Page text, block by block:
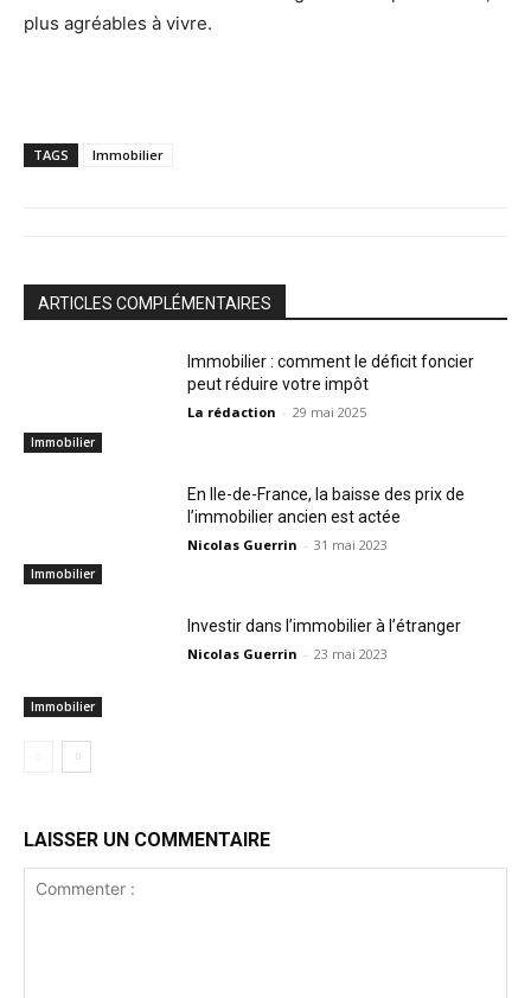
plus agréables à vivre.
TAGS Immobilier
ARTICLES COMPLÉMENTAIRES
Immobilier
Immobilier : comment le déficit foncier
peut réduire votre impôt
La rédaction - 29 mai 2025
Immobilier
En Ile-de-France, la baisse des prix de
l’immobilier ancien est actée
Nicolas Guerrin - 31 mai 2023
Immobilier
Investir dans l’immobilier à l’étranger
Nicolas Guerrin - 23 mai 2023
LAISSER UN COMMENTAIRE